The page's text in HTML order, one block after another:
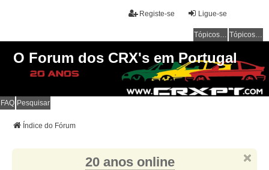
Ligue-se
Registe-se
Tópicos sem resposta Tópicos ativos
O Forum dos CRX's em Portugal
FAQ Pesquisar
Índice do Fórum
20 anos online